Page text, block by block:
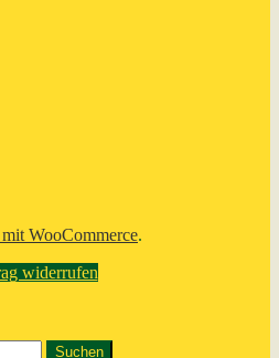
WooCommerce.
widerrufen
Suchen